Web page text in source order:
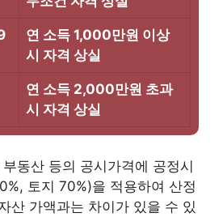
연 소득 1,000만원 이상
시 자격 상실
연 소득 2,000만원 초과
시 자격 상실
동산 등의 공시가격에 공정시
토지 70%)을 적용하여 산정
산 가액과는 차이가 있을 수 있